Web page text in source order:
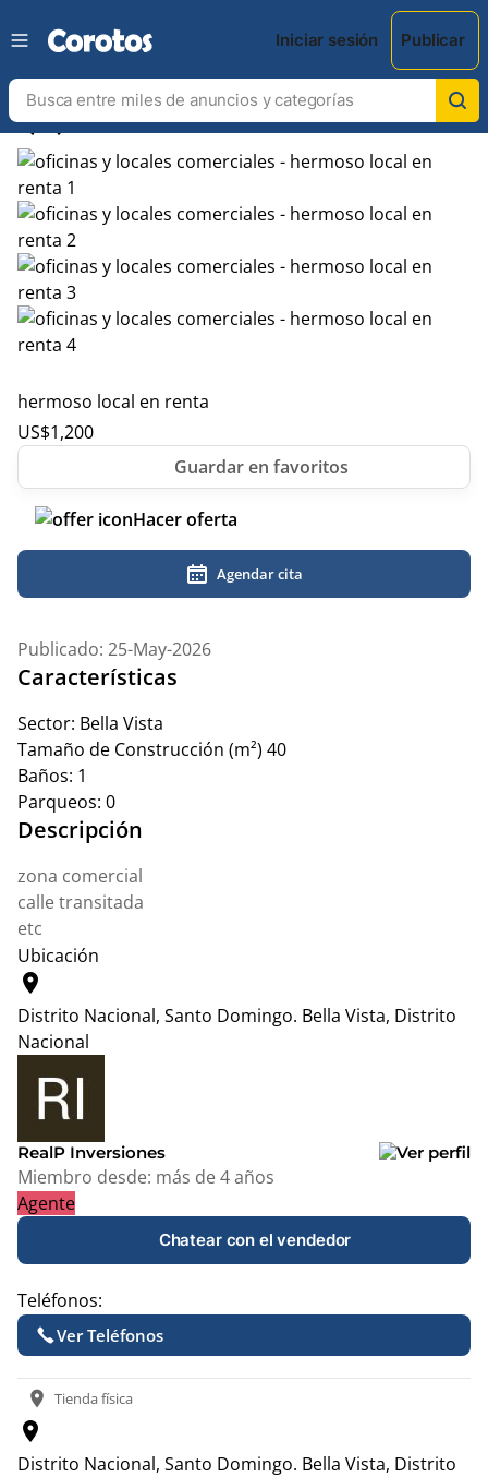
Iniciar sesión Publicar
chevron_leftchevron_right
hermoso local en renta
US$1,200
Hacer oferta
Agendar cita
Publicado: 25-May-2026
Características
Sector: Bella Vista
Tamaño de Construcción (m²) 40
Baños: 1
Parqueos: 0
Descripción
zona comercial
calle transitada
etc
Ubicación
location_on
Distrito Nacional, Santo Domingo. Bella Vista, Distrito
Nacional
+
−
RealP Inversiones
Miembro desde: más de 4 años
Agente
Chatear con el vendedor
Teléfonos:
Ver Teléfonos
location_on Tienda física
location_on
Distrito Nacional, Santo Domingo. Bella Vista, Distrito